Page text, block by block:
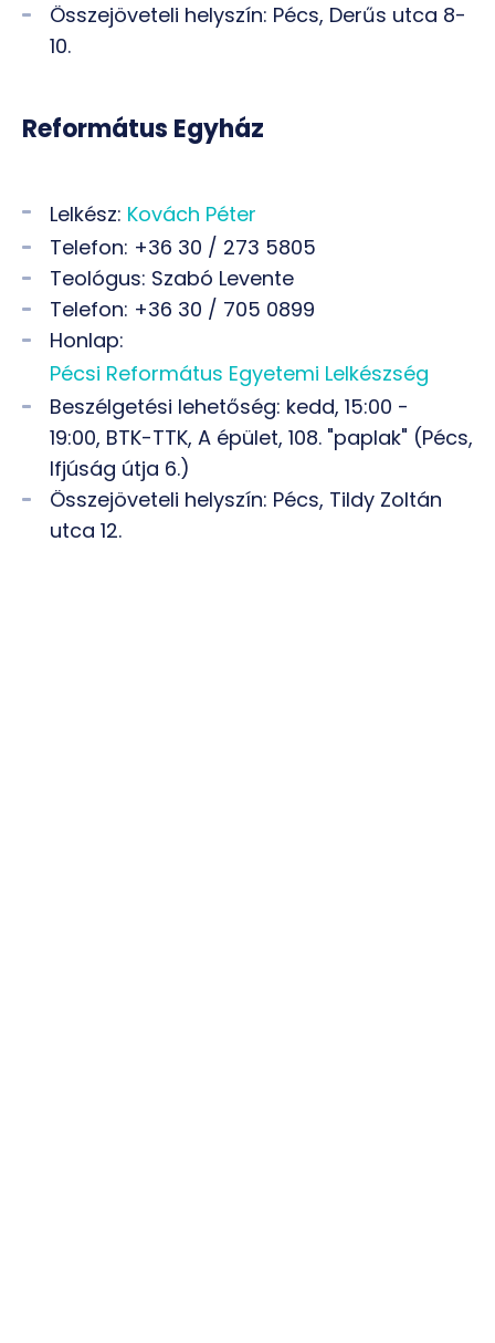
Összejöveteli helyszín: Pécs, Derűs utca 8-
10.
Református Egyház
Lelkész: Kovách Péter
Telefon: +36 30 / 273 5805
Teológus: Szabó Levente
Telefon: +36 30 / 705 0899
Honlap:
Pécsi Református Egyetemi Lelkészség
Beszélgetési lehetőség: kedd, 15:00 -
19:00, BTK-TTK, A épület, 108. "paplak" (Pécs,
Ifjúság útja 6.)
Összejöveteli helyszín: Pécs, Tildy Zoltán
utca 12.